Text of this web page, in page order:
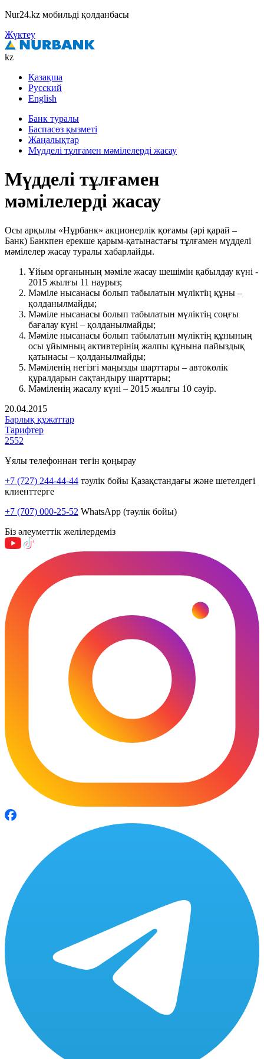
Nur24.kz мобильді қолданбасы
Жүктеу
kz
Қазақша
Русский
English
Банк туралы
Баспасөз қызметі
Жаңалықтар
Мүдделі тұлғамен мәмілелерді жасау
Мүдделі тұлғамен
мәмілелерді жасау
Осы арқылы «Нұрбанк» акционерлік қоғамы (әрі қарай –
Банк) Банкпен ерекше қарым-қатынастағы тұлғамен мүдделі
мәмілелер жасау туралы хабарлайды.
Ұйым органының мәміле жасау шешімін қабылдау күні -
2015 жылғы 11 наурыз;
Мәміле нысанасы болып табылатын мүліктің құны –
қолданылмайды;
Мәміле нысанасы болып табылатын мүліктің соңғы
бағалау күні – қолданылмайды;
Мәміле нысанасы болып табылатын мүліктің құнының
осы ұйымның активтерінің жалпы құнына пайыздық
қатынасы – қолданылмайды;
Мәміленің негізгі маңызды шарттары – автокөлік
құралдарын сақтандыру шарттары;
Мәміленің жасалу күні – 2015 жылғы 10 сәуір.
20.04.2015
Барлық құжаттар
Тарифтер
2552
Ұялы телефоннан тегін қоңырау
+7 (727) 244-44-44 тәулік бойы Қазақстандағы және шетелдегі
клиенттерге
+7 (707) 000-25-52 WhatsApp (тәулік бойы)
Біз әлеуметтік желілердеміз